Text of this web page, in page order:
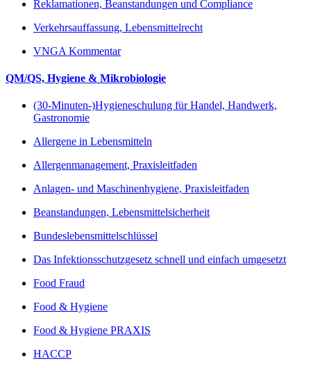
Reklamationen, Beanstandungen und Compliance
Verkehrsauffassung, Lebensmittelrecht
VNGA Kommentar
QM/QS, Hygiene & Mikrobiologie
(30-Minuten-)Hygieneschulung für Handel, Handwerk,
Gastronomie
Allergene in Lebensmitteln
Allergenmanagement, Praxisleitfaden
Anlagen- und Maschinenhygiene, Praxisleitfaden
Beanstandungen, Lebensmittelsicherheit
Bundeslebensmittelschlüssel
Das Infektionsschutzgesetz schnell und einfach umgesetzt
Food Fraud
Food & Hygiene
Food & Hygiene PRAXIS
HACCP